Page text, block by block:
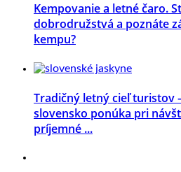
Kempovanie a letné čaro.
dobrodružstvá a poznáte
kempu?
Tradičný letný cieľ turistov
slovensko ponúka pri
príjemné ...